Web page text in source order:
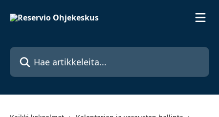
Hae artikkeleita...